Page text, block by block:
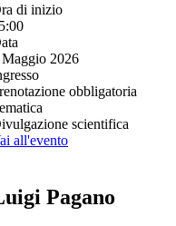
di inizio
Maggio 2026
obbligatoria
scientifica
all'evento
Pagano